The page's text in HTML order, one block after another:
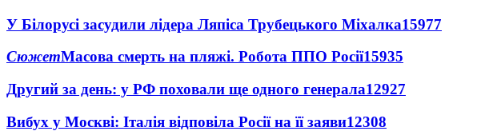
У Білорусі засудили лідера Ляпіса Трубецького Міхалка15977
СюжетМасова смерть на пляжі. Робота ППО Росії15935
Другий за день: у РФ поховали ще одного генерала12927
Вибух у Москві: Італія відповіла Росії на її заяви12308